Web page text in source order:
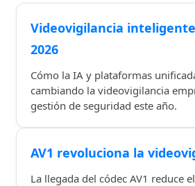
Videovigilancia
2026
Cómo la IA y plataformas
cambiando la videovigilancia
gestión de seguridad este año.
AV1 revoluciona la
La llegada del códec AV1 reduce